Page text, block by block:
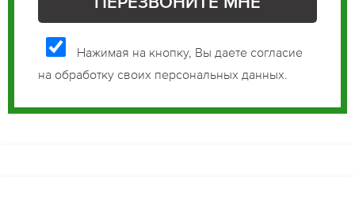
Нажимая на кнопку, Вы даете согласие
на обработку своих персональных данных.